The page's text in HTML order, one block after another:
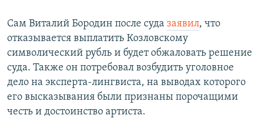
Сам Виталий Бородин после суда заявил, что
отказывается выплатить Козловскому
символический рубль и будет обжаловать решение
суда. Также он потребовал возбудить уголовное
дело на эксперта-лингвиста, на выводах которого
его высказывания были признаны порочащими
честь и достоинство артиста.